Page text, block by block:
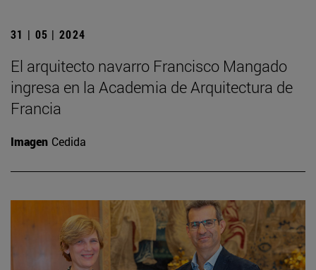
31 | 05 | 2024
El arquitecto navarro Francisco Mangado
ingresa en la Academia de Arquitectura de
Francia
Imagen Cedida